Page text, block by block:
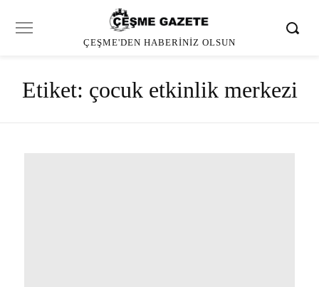
ÇEŞME'DEN HABERINIZ OLSUN
Etiket: çocuk etkinlik merkezi